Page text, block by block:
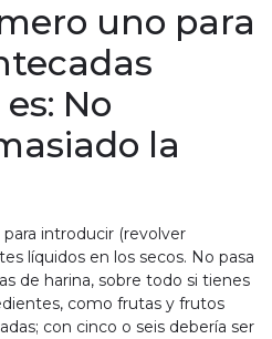
uno para
No
la
introducir (revolver
líquidos en los secos. No pasa
de harina, sobre todo si tienes
como frutas y frutos
con cinco o seis debería ser